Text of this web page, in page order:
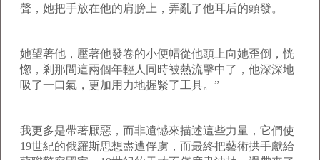
聲，她把手放在他的肩膀上，弄亂了他耳后的頭發。
她望著他，壓著他發卷的小便帽從他頭上向她歪倒，恍
惚，剎那間這兩個年輕人同時被熱流擊中了，他深深地
吸了一口氣，更加用力地握緊了工具。”
我更多是帶著厭惡，而非遺憾來描述這些力量，它們使
19世紀的俄羅斯思想盡遭俘虜，而最終把藝術拱手獻給